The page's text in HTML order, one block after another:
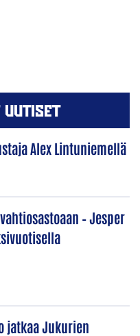
Alex Lintuniemellä
– Jesper
jatkaa Jukurien